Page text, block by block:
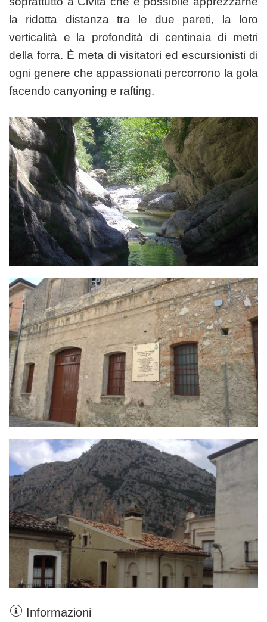
la ridotta distanza tra le due pareti, la loro
verticalità e la profondità di centinaia di metri
della forra. È meta di visitatori ed escursionisti di
ogni genere che appassionati percorrono la gola
facendo canyoning e rafting.
Informazioni